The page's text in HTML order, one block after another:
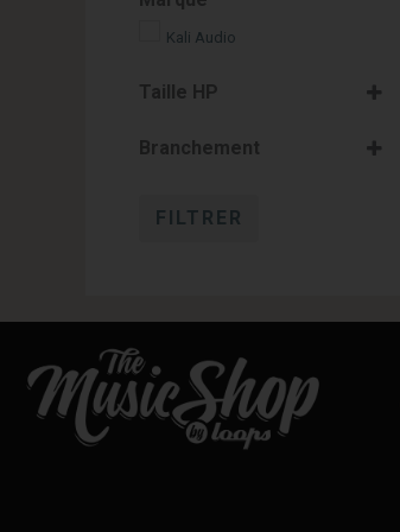
Kali Audio
Taille HP
Branchement
FILTRER